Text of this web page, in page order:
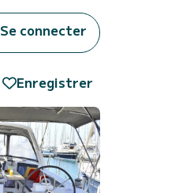
Se connecter
Enregistrer